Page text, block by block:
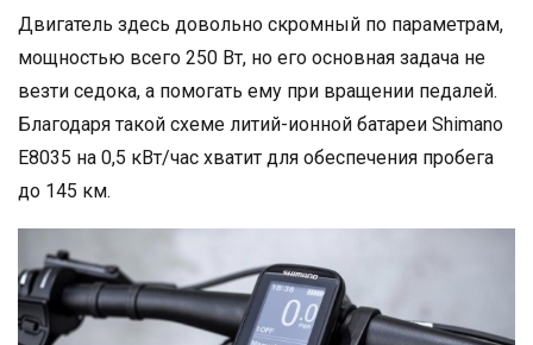
Двигатель здесь довольно скромный по параметрам,
мощностью всего 250 Вт, но его основная задача не
везти седока, а помогать ему при вращении педалей.
Благодаря такой схеме литий-ионной батареи Shimano
E8035 на 0,5 кВт/час хватит для обеспечения пробега
до 145 км.